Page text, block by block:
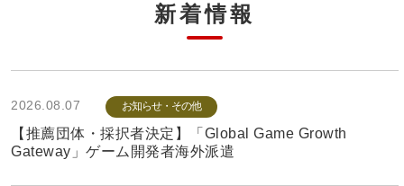
新着情報
2026.08.07 お知らせ・その他
【推薦団体・採択者決定】「Global Game Growth
Gateway」ゲーム開発者海外派遣